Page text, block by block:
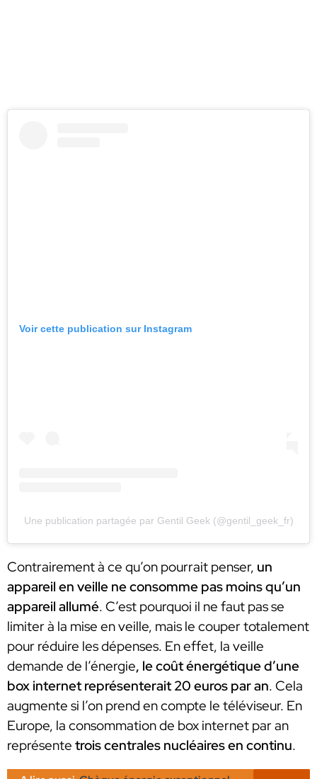
Voir cette publication sur Instagram
Une publication partagée par Gentil Geek (@gentil_geek_fr)
Contrairement à ce qu’on pourrait penser, un
appareil en veille ne consomme pas moins qu’un
appareil allumé. C’est pourquoi il ne faut pas se
limiter à la mise en veille, mais le couper totalement
pour réduire les dépenses. En effet, la veille
demande de l’énergie, le coût énergétique d’une
box internet représenterait 20 euros par an. Cela
augmente si l’on prend en compte le téléviseur. En
Europe, la consommation de box internet par an
représente trois centrales nucléaires en continu.